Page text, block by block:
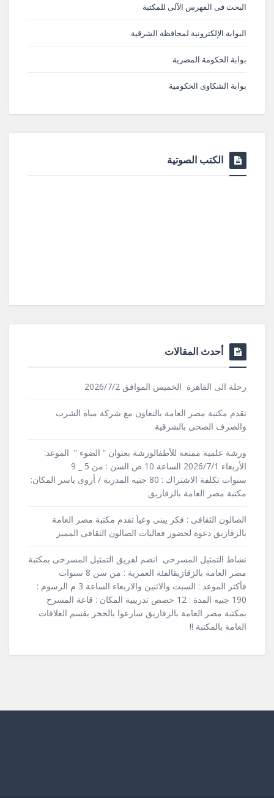
البحث فى الفهرس الآلى للمكتبة
البوابة الإلكترونية لمحافظة الشرقية
بوابة الحكومة المصرية
بوابة الشكاوى الحكومية
الكتب الصوتية
أحدث المقالات
رحلة الى القاهرة الخميس الموافق 2026/7/2
تقدم مكتبة مصر العامة بالتعاون مع شركة مياه الشرب
والصرف الصحى بالشرقية
ورشة علمية ممتعة للأطفالورشة بعنوان ” الضوء ” الموعد:
الأربعاء 2026/7/1 الساعة 10 ص السن : من 5 _ 9
سنوات تكلفة الاشتراك : 80 جنيه المدربة / أروى ياسر المكان:
مكتبة مصر العامة بالزقازيق
الصالون الثقافى : فكر يبنى وعياَ تقدم مكتبة مصر العامة
بالزقازيق دعوة لحضور فعاليات الصالون الثقافى المميز
نشاط التمثيل المسرحى انضم لفريق التمثيل المسرحى بمكتبة
مصر العامة بالزقازيقالفئة العمرية : من سن 8 سنوات
فأكثر الموعد : السبت والاثنين والاربعاء الساعة 3 م الرسوم :
190 جنيه المدة : 12 حصص تدريبية المكان : قاعة المسرح
بمكتبة مصر العامة بالزقازيق سارعوا بالحجز بقسم العلاقات
العامة بالمكتبة !!